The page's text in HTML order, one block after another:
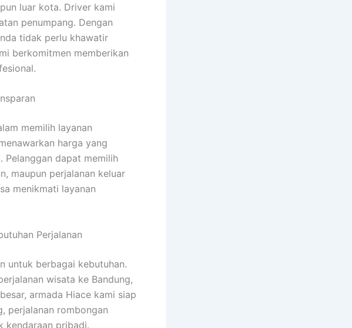
luar kota. Driver kami
penumpang. Dengan
tidak perlu khawatir
berkomitmen memberikan
memilih layanan
harga yang
dapat memilih
maupun perjalanan keluar
menikmati layanan
Perjalanan
untuk berbagai kebutuhan.
wisata ke Bandung,
armada Hiace kami siap
perjalanan rombongan
kendaraan pribadi.